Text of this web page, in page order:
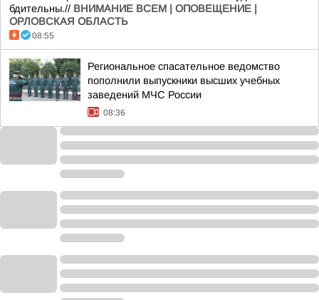
бдительны.// ВНИМАНИЕ ВСЕМ | ОПОВЕЩЕНИЕ |
ОРЛОВСКАЯ ОБЛАСТЬ
08:55
Региональное спасательное ведомство
пополнили выпускники высших учебных
заведений МЧС России
08:36